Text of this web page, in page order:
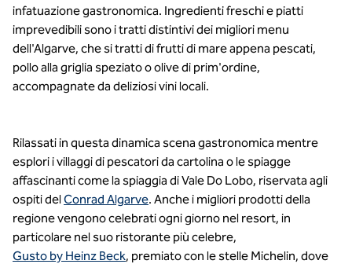
infatuazione gastronomica. Ingredienti freschi e piatti
imprevedibili sono i tratti distintivi dei migliori menu
dell'Algarve, che si tratti di frutti di mare appena pescati,
pollo alla griglia speziato o olive di prim'ordine,
accompagnate da deliziosi vini locali.
Rilassati in questa dinamica scena gastronomica mentre
esplori i villaggi di pescatori da cartolina o le spiagge
affascinanti come la spiaggia di Vale Do Lobo, riservata agli
ospiti delConrad Algarve. Anche i migliori prodotti della
regione vengono celebrati ogni giorno nel resort, in
particolare nel suo ristorante più celebre,
Gusto by Heinz Beck, premiato con le stelle Michelin, dove